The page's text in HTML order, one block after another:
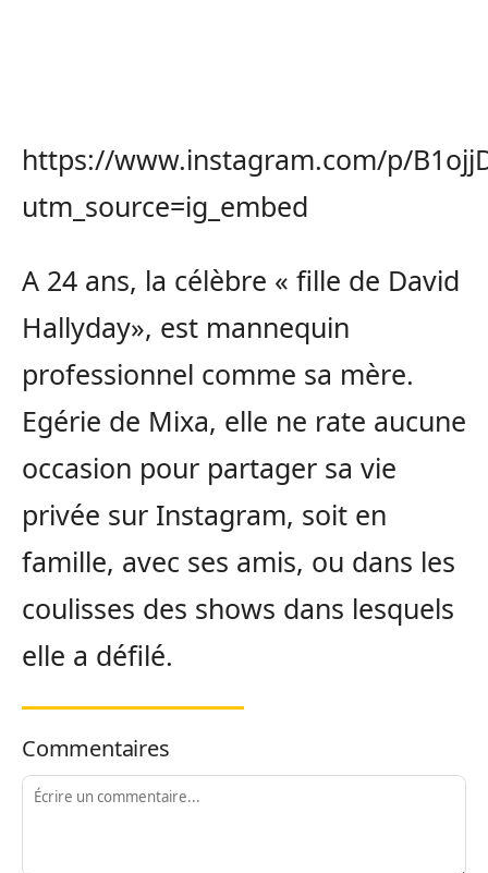
https://www.instagram.com/p/
utm_source=ig_embed
A 24 ans, la célèbre « fille de David
Hallyday», est mannequin
professionnel comme sa mère.
Egérie de Mixa, elle ne rate aucune
occasion pour partager sa vie
privée sur Instagram, soit en
famille, avec ses amis, ou dans les
coulisses des shows dans lesquels
elle a défilé.
Commentaires